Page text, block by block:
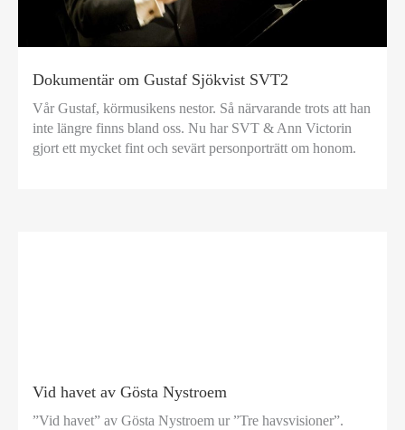
Dokumentär om Gustaf Sjökvist SVT2
Vår Gustaf, körmusikens nestor. Så närvarande trots att han
inte längre finns bland oss. Nu har SVT & Ann Victorin
gjort ett mycket fint och sevärt personporträtt om honom.
Vid havet av Gösta Nystroem
”Vid havet” av Gösta Nystroem ur ”Tre havsvisioner”.